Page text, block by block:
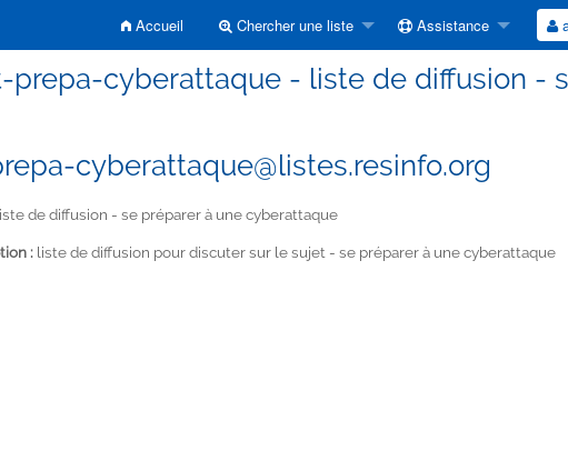
Accueil Chercher une liste Assistance
prepa-cyberattaque - liste de diffusion -
cyberattaque@listes.resinfo.org
de diffusion - se préparer à une cyberattaque
: liste de diffusion pour discuter sur le sujet - se préparer à une cyberattaque